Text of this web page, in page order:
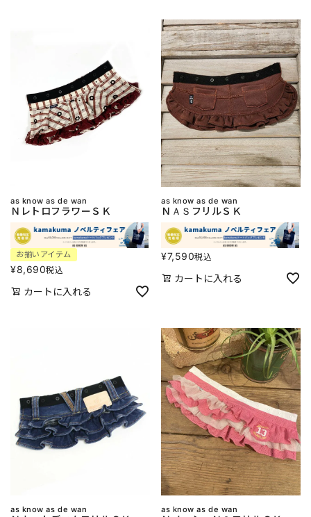
as know as de wan
ＮレトロフラワーＳＫ
お揃いアイテム
¥8,690税込
カートに入れる
as know as de wan
ＮＡＳフリルＳＫ
¥7,590税込
カートに入れる
as know as de wan as know as de wan